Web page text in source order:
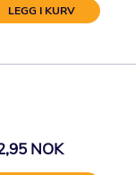
LEGG I KURV
NOK